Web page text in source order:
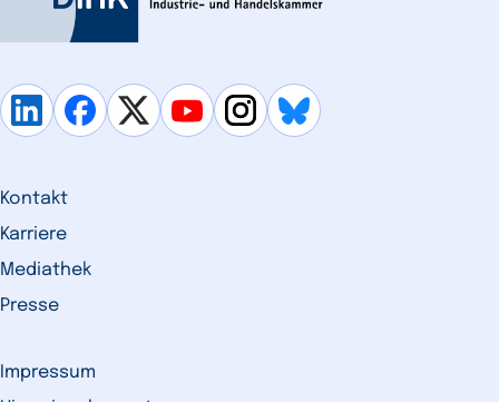
Kontakt
Karriere
Mediathek
Presse
Impressum